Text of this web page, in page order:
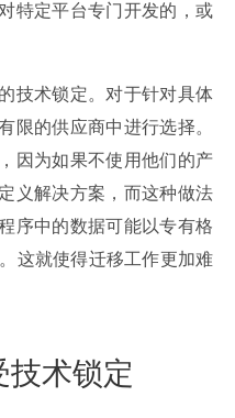
特定平台专门开发的，或
技术锁定。对于针对具体
限的供应商中进行选择。
因为如果不使用他们的产
义解决方案，而这种做法
序中的数据可能以专有格
这就使得迁移工作更加难
术锁定